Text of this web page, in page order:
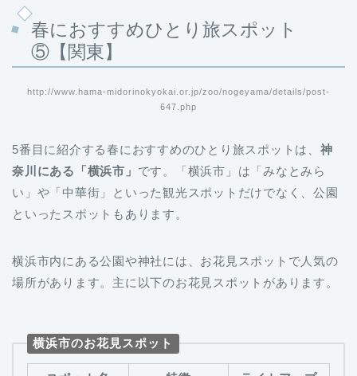
春におすすめひとり旅スポット
⑤【関東】
http://www.hama-midorinokyokai.or.jp/zoo/nogeyama/details/post-
647.php
5番目に紹介する春におすすめのひとり旅スポットは、 神
奈川にある「横浜市」 です。「横浜市」は「みなとみら
い」や「中華街」といった観光スポットだけでなく、公園
といったスポットもあります。
横浜市内にある公園や神社には、お花見スポットで人気の
場所があります。主に以下のお花見スポットがあります。
横浜市のお花見スポット